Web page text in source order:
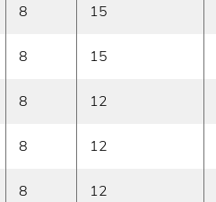
8 15
8 15
8 12
8 12
8 12